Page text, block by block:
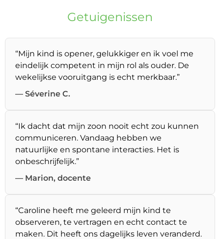
Getuigenissen
“Mijn kind is opener, gelukkiger en ik voel me
eindelijk competent in mijn rol als ouder. De
wekelijkse vooruitgang is echt merkbaar.”
— Séverine C.
“Ik dacht dat mijn zoon nooit echt zou kunnen
communiceren. Vandaag hebben we
natuurlijke en spontane interacties. Het is
onbeschrijfelijk.”
— Marion, docente
“Caroline heeft me geleerd mijn kind te
observeren, te vertragen en echt contact te
maken. Dit heeft ons dagelijks leven veranderd.